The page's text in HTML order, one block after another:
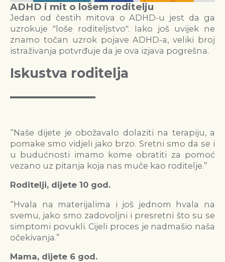
ADHD i mit o lošem roditelju
Jedan od čestih mitova o ADHD-u jest da ga
uzrokuje "loše roditeljstvo". Iako još uvijek ne
znamo točan uzrok pojave ADHD-a, veliki broj
istraživanja potvrđuje da je ova izjava pogrešna.
Iskustva roditelja
“Naše dijete je obožavalo dolaziti na terapiju, a
pomake smo vidjeli jako brzo. Sretni smo da se i
u budućnosti imamo kome obratiti za pomoć
vezano uz pitanja koja nas muče kao roditelje.”
Roditelji, dijete 10 god.
“Hvala na materijalima i još jednom hvala na
svemu, jako smo zadovoljni i presretni što su se
simptomi povukli. Cijeli proces je nadmašio naša
očekivanja.”
Mama, dijete 6 god.